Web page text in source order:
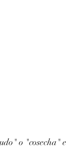
o "cosecha"